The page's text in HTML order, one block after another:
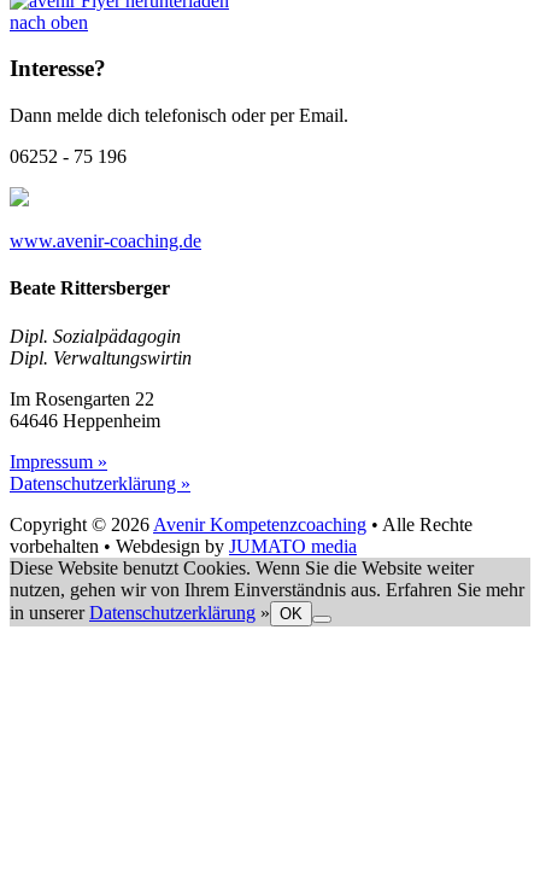
nach oben
Interesse?
Dann melde dich telefonisch oder per Email.
06252 - 75 196
www.avenir-coaching.de
Beate Rittersberger
Dipl. Sozialpädagogin
Dipl. Verwaltungswirtin
Im Rosengarten 22
64646 Heppenheim
Impressum »
Datenschutzerklärung »
Copyright © 2026 Avenir Kompetenzcoaching • Alle Rechte
vorbehalten • Webdesign by JUMATO media
Diese Website benutzt Cookies. Wenn Sie die Website weiter
nutzen, gehen wir von Ihrem Einverständnis aus. Erfahren Sie mehr
in unsererDatenschutzerklärung » OK